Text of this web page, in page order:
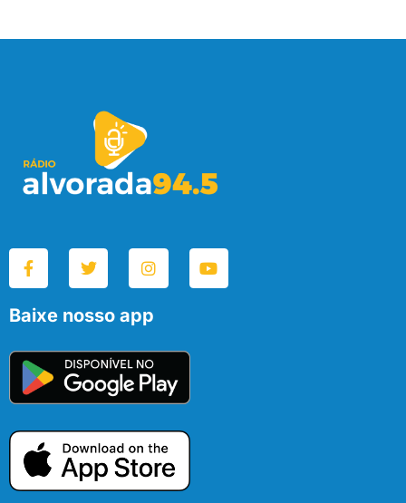
Baixe nosso app